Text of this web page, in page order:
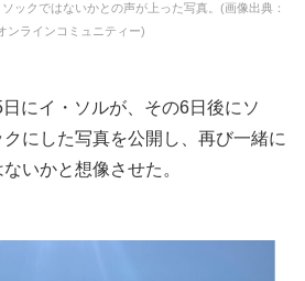
ックではないかとの声が上った写真。(画像出典：
ンラインコミュニティー)
にイ・ソルが、その6日後にソ
にした写真を公開し、再び一緒に
いかと想像させた。